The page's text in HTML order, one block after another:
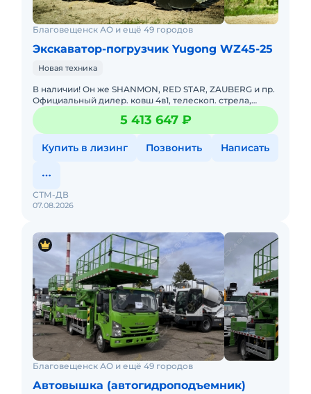
Благовещенск АО и ещё 49 городов
Экскаватор-погрузчик Yugong WZ45-25
Новая техника
В наличии! Он же SHANMON, RED STAR, ZAUBERG и пр.
Официальный дилер. ковш 4в1, телескоп. стрела,
быстросъем, ROPS, управление джойстик. Помогу с
доставкой. Не т
5 413 647 ₽
Купить в лизинг Позвонить Написать
07.08.2026
СТМ-ДВ
Благовещенск АО и ещё 49 городов
Автовышка (автогидроподъемник)